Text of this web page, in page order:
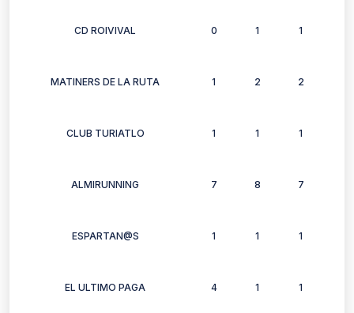
CD ROIVIVAL 0 1 1
MATINERS DE LA RUTA 1 2 2
CLUB TURIATLO 1 1 1
ALMIRUNNING 7 8 7
ESPARTAN@S 1 1 1
EL ULTIMO PAGA 4 1 1